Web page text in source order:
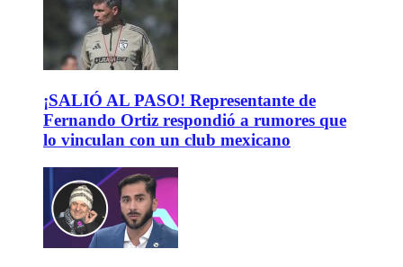
¡SALIÓ AL PASO! Representante de
Fernando Ortiz respondió a rumores que
lo vinculan con un club mexicano